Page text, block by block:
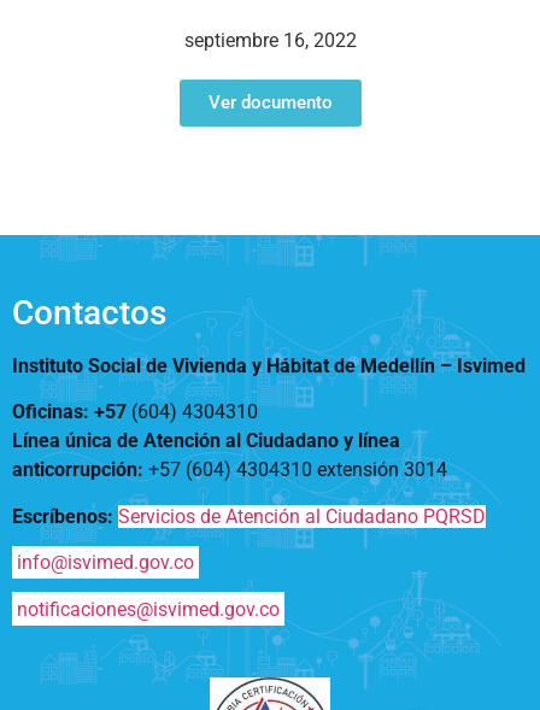
Vivienda Nueva
Acompañamiento Social
Directorio de servidores
Encuesta de Percepción
A+ A A-
Tamaño de la
fuente
Contraste
Centro de relevo
Más Información sobre Accesibilidad
septiembre 16, 2022
Ver documento
Contactos
Instituto Social de Vivienda y Hábitat de Medellín –Isvimed
Oficinas: +57 (604) 4304310
Línea única de Atención al Ciudadano y línea
anticorrupción: +57 (604) 4304310 extensión3014
Escríbenos: Servicios de Atención al Ciudadano PQRSD
info@isvimed.gov.co
notificaciones@isvimed.gov.co